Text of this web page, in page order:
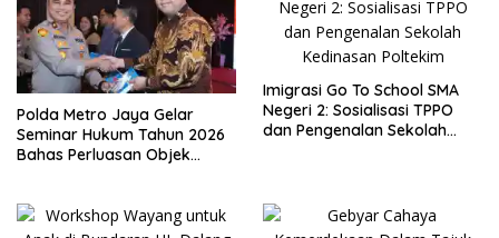
Polda Metro Jaya Gelar
Seminar Hukum Tahun 2026
Bahas Perluasan Objek
Imigrasi Go To School SMA
Negeri 2: Sosialisasi TPPO
dan Pengenalan Sekolah